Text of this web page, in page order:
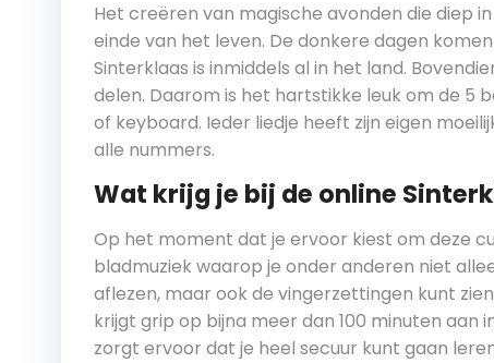
Het creëren van magische avonden die diep
einde van het leven. De donkere dagen
Sinterklaas is inmiddels al in het land.
delen. Daarom is het hartstikke leuk om de 5
of keyboard. Ieder liedje heeft zijn eigen
alle nummers.
Wat krijg je bij de online
Op het moment dat je ervoor kiest om deze
bladmuziek waarop je onder anderen niet
aflezen, maar ook de vingerzettingen kunt
krijgt grip op bijna meer dan 100 minuten aan
zorgt ervoor dat je heel secuur kunt gaan